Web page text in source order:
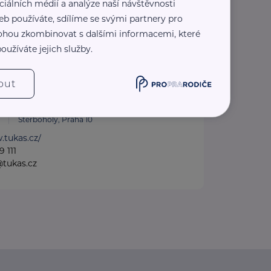
Štěrboholy, Praha 10
111
médií a analýze naší návštěvnosti
používáte, sdílíme se svými partnery pro
zkombinovat s dalšími informacemi, které
jejich služby.